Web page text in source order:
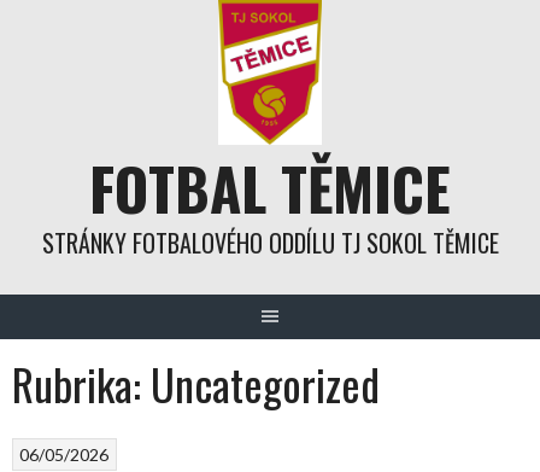
FOTBAL TĚMICE
STRÁNKY FOTBALOVÉHO ODDÍLU TJ SOKOL TĚMICE
Rubrika: Uncategorized
06/05/2026